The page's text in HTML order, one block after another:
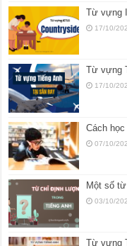
Từ vựng
17/10/
Từ vựng
17/10/
Cách
07/10/
Một số
03/10/
Từ vựng